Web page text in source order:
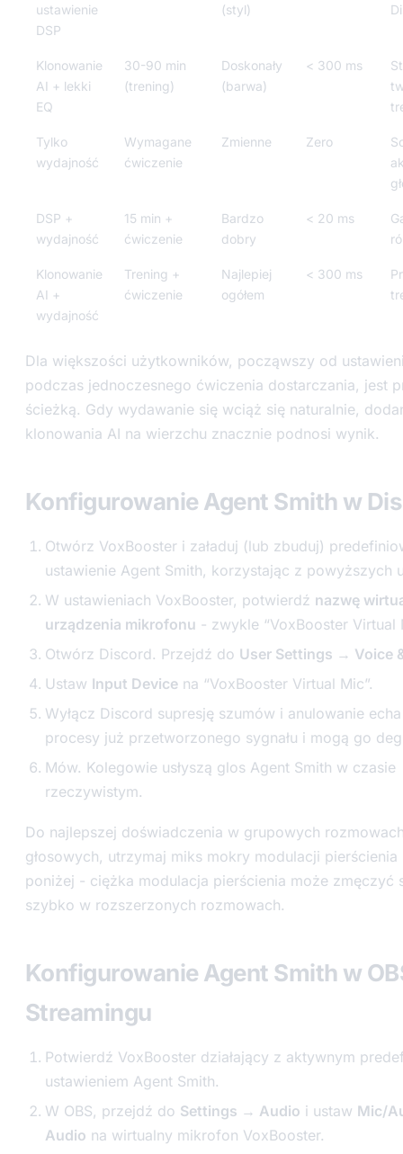
ustawienie
DSP
(styl)
Klonowanie
AI + lekki
EQ
30-90 min
(trening)
Doskonały
(barwa)
< 300 ms
Tylko
wydajność
Wymagane
ćwiczenie
Zmienne Zero
DSP +
wydajność
15 min +
ćwiczenie
Bardzo
dobry
< 20 ms
Klonowanie
AI +
wydajność
Trening +
ćwiczenie
Najlepiej
ogółem
< 300 ms
Dla większości użytkowników, począwszy od
podczas jednoczesnego ćwiczenia dostarczania, jest
ścieżką. Gdy wydawanie się wciąż się naturalnie,
klonowania AI na wierzchu znacznie podnosi wynik.
Konfigurowanie Agent Smith w
Otwórz VoxBooster i załaduj (lub zbuduj)
ustawienie Agent Smith, korzystając z powyższych
W ustawieniach VoxBooster, potwierdź nazwę
urządzenia mikrofonu - zwykle “VoxBooster Virtual
Otwórz Discord. Przejdź do User Settings → Voice
Ustaw Input Device na “VoxBooster Virtual Mic”.
Wyłącz Discord supresję szumów i anulowanie
procesy już przetworzonego sygnału i mogą go
Mów. Kolegowie usłyszą glos Agent Smith w czasie
rzeczywistym.
Do najlepszej doświadczenia w grupowych
głosowych, utrzymaj miks mokry modulacji pierścienia
poniżej - ciężka modulacja pierścienia może zmęczyć
szybko w rozszerzonych rozmowach.
Konfigurowanie Agent Smith w
Streamingu
Potwierdź VoxBooster działający z aktywnym
ustawieniem Agent Smith.
W OBS, przejdź do Settings → Audio i ustaw Mic/
Audio na wirtualny mikrofon VoxBooster.